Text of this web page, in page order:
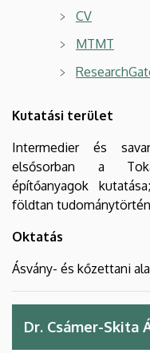
CV
MTMT
Kutatási terület
Intermedier és
elsősorban a
építőanyagok
földtan
Oktatás
Ásvány- és kőzettani
Dr. Csámer-Skita